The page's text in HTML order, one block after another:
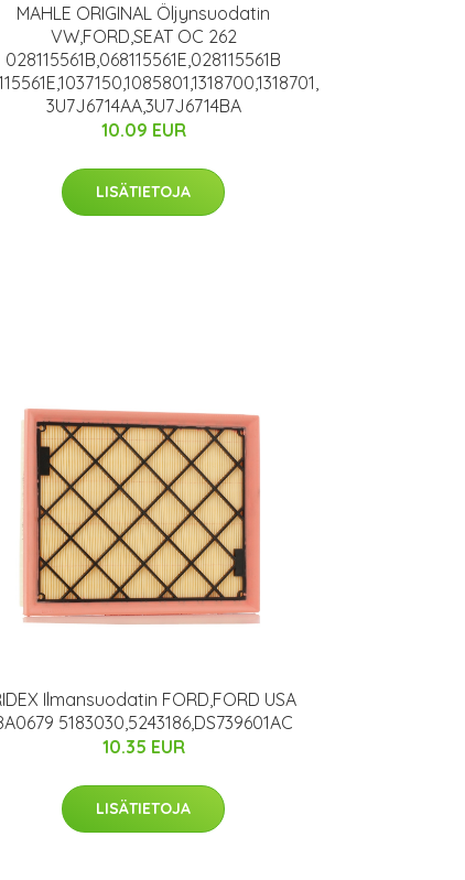
MAHLE ORIGINAL Öljynsuodatin
VW,FORD,SEAT OC 262
028115561B,068115561E,028115561B
3U7J6714AA,3U7J6714BA
10.09 EUR
LISÄTIETOJA
Ilmansuodatin FORD,FORD USA
5183030,5243186,DS739601AC
10.35 EUR
LISÄTIETOJA